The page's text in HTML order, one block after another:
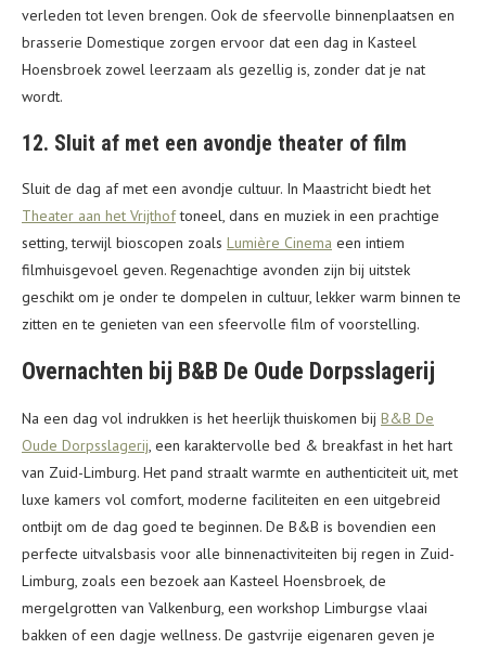
verleden tot leven brengen. Ook de sfeervolle binnenplaatsen en
brasserie Domestique zorgen ervoor dat een dag in Kasteel
Hoensbroek zowel leerzaam als gezellig is, zonder dat je nat
wordt.
12. Sluit af met een avondje theater of film
Sluit de dag af met een avondje cultuur. In Maastricht biedt het
Theater aan het Vrijthoftoneel, dans en muziek in een prachtige
setting, terwijl bioscopen zoals Lumière Cinema een intiem
filmhuisgevoel geven. Regenachtige avonden zijn bij uitstek
geschikt om je onder te dompelen in cultuur, lekker warm binnen te
zitten en te genieten van een sfeervolle film of voorstelling.
Overnachten bij B&B De Oude Dorpsslagerij
Na een dag vol indrukken is het heerlijk thuiskomen bij B&B De
Oude Dorpsslagerij, een karaktervolle bed & breakfast in het hart
van Zuid-Limburg. Het pand straalt warmte en authenticiteit uit, met
luxe kamers vol comfort, moderne faciliteiten en een uitgebreid
ontbijt om de dag goed te beginnen. De B&B is bovendien een
perfecte uitvalsbasis voor alle binnenactiviteiten bij regen in Zuid-
Limburg, zoals een bezoek aan Kasteel Hoensbroek, de
mergelgrotten van Valkenburg, een workshop Limburgse vlaai
bakken of een dagje wellness. De gastvrije eigenaren geven je